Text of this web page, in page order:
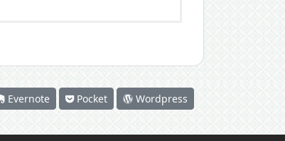
Evernote Pocket Wordpress